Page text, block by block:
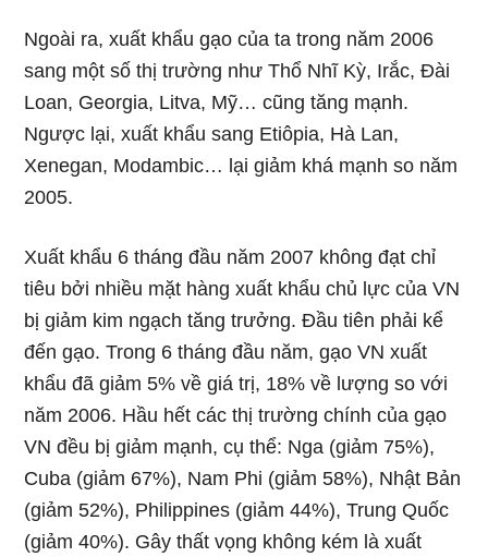
Ngoài ra, xuất khẩu gạo của ta trong năm 2006
sang một số thị trường như Thổ Nhĩ Kỳ, Irắc, Đài
Loan, Georgia, Litva, Mỹ… cũng tăng mạnh.
Ngược lại, xuất khẩu sang Etiôpia, Hà Lan,
Xenegan, Modambic… lại giảm khá mạnh so năm
2005.
Xuất khẩu 6 tháng đầu năm 2007 không đạt chỉ
tiêu bởi nhiều mặt hàng xuất khẩu chủ lực của VN
bị giảm kim ngạch tăng trưởng. Đầu tiên phải kể
đến gạo. Trong 6 tháng đầu năm, gạo VN xuất
khẩu đã giảm 5% về giá trị, 18% về lượng so với
năm 2006. Hầu hết các thị trường chính của gạo
VN đều bị giảm mạnh, cụ thể: Nga (giảm 75%),
Cuba (giảm 67%), Nam Phi (giảm 58%), Nhật Bản
(giảm 52%), Philippines (giảm 44%), Trung Quốc
(giảm 40%). Gây thất vọng không kém là xuất